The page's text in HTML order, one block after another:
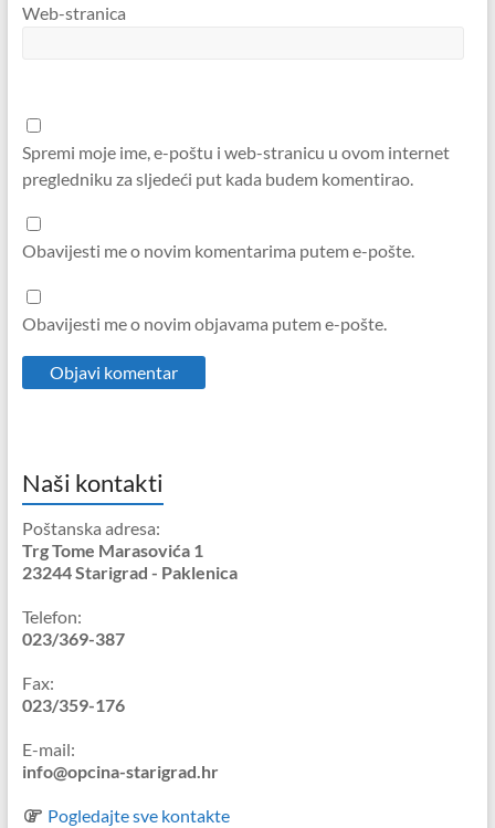
Web-stranica
Spremi moje ime, e-poštu i web-stranicu u ovom internet
pregledniku za sljedeći put kada budem komentirao.
Obavijesti me o novim komentarima putem e-pošte.
Obavijesti me o novim objavama putem e-pošte.
Naši kontakti
Poštanska adresa:
Trg Tome Marasovića 1
23244 Starigrad - Paklenica
Telefon:
023/369-387
Fax:
023/359-176
E-mail:
info@opcina-starigrad.hr
Pogledajte sve kontakte